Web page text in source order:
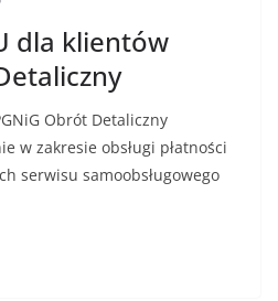
dla klientów
Obrót Detaliczny
w zakresie obsługi płatności
serwisu samoobsługowego